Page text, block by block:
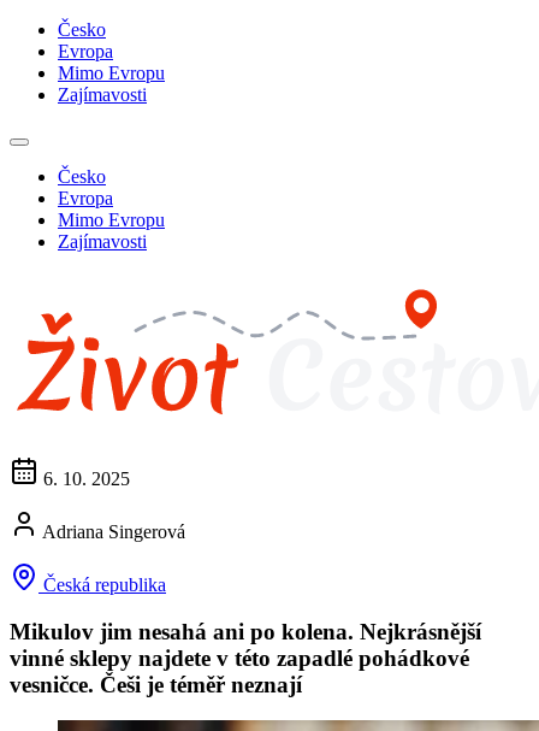
Česko
Evropa
Mimo Evropu
Zajímavosti
Česko
Evropa
Mimo Evropu
Zajímavosti
6. 10. 2025
Adriana Singerová
Česká republika
Mikulov jim nesahá ani po kolena. Nejkrásnější
vinné sklepy najdete v této zapadlé pohádkové
vesničce. Češi je téměř neznají